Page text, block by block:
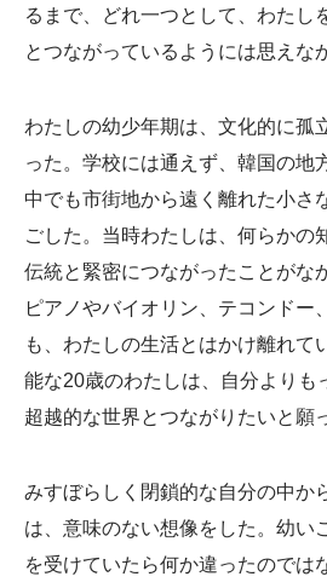
るまで、どれ一つとして、わたし
とつながっているようには思えな
わたしの幼少年期は、文化的に孤
った。学校には通えず、韓国の地
中でも市街地から遠く離れた小さ
ごした。当時わたしは、何らかの
伝統と緊密につながったことがな
ピアノやバイオリン、テコンドー
も、わたしの生活とはかけ離れて
能な20歳のわたしは、自分よりも
超越的な世界とつながりたいと願
みすぼらしく閉鎖的な自分の中か
は、意味のない想像をした。幼い
を受けていたら何か違ったのでは